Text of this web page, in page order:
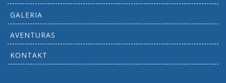
GALERIA
AVENTURAS
KONTAKT